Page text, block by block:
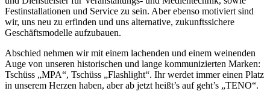
Festinstallationen und Service zu sein. Aber ebenso motiviert sind
wir, uns neu zu erfinden und uns alternative, zukunftssichere
Geschäftsmodelle aufzubauen.
Abschied nehmen wir mit einem lachenden und einem weinenden
Auge von unseren historischen und lange kommunizierten Marken:
Tschüss „MPA“, Tschüss „Flashlight“. Ihr werdet immer einen Platz
in unserem Herzen haben, aber ab jetzt heißt’s auf geht’s „TENO“.